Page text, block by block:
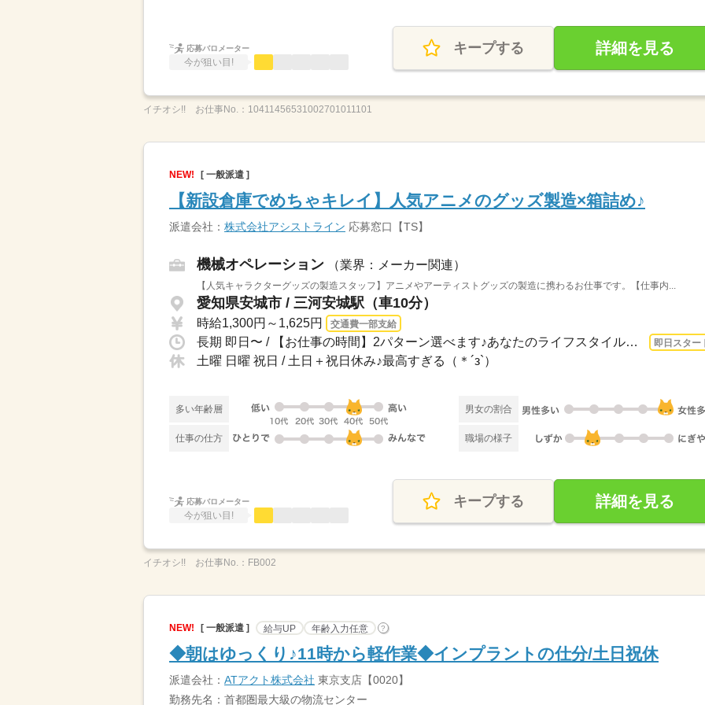
応募バロメーター
今が狙い目!
キープする 詳細を見る
イチオシ!! お仕事No.： 10411456531002701011101
NEW! [ 一般派遣 ]
【新設倉庫でめちゃキレイ】人気アニメのグッズ製造×箱詰め♪
派遣会社： 株式会社アシストライン 応募窓口【TS】
機械オペレーション （業界：メーカー関連）
【人気キャラクターグッズの製造スタッフ】アニメやアーティストグッズの製造に携わるお仕事です。【仕事内...
愛知県安城市 / 三河安城駅（車10分）
時給1,300円～1,625円 交通費一部支給
長期 即日〜 / 【お仕事の時間】2パターン選べます♪あなたのライフスタイルに合わせて... 即日スター
土曜 日曜 祝日 / 土日＋祝日休み♪最高すぎる（＊´з`）
多い年齢層 男女の割合
仕事の仕方 職場の様子
応募バロメーター
今が狙い目!
キープする 詳細を見る
イチオシ!! お仕事No.： FB002
NEW! [ 一般派遣 ] 給与UP 年齢入力任意 ?
◆朝はゆっくり♪11時から軽作業◆インプラントの仕分/土日祝休
派遣会社： ATアクト株式会社 東京支店【0020】
勤務先名：首都圏最大級の物流センター